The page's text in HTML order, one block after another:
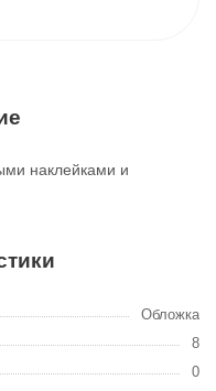
наклейками и
Обложка
8
0